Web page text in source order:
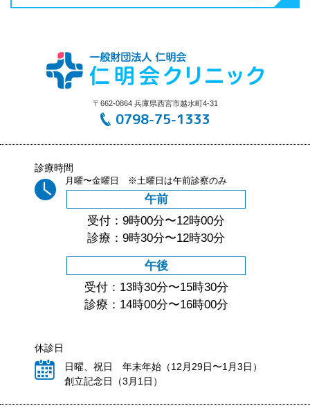
〒662-0864 兵庫県西宮市越水町4-31
0798-75-1333
診療時間
月曜〜金曜日 ※土曜日は午前診察のみ
午前
受付：9時00分〜12時00分
診療：9時30分〜12時30分
午後
受付：13時30分〜15時30分
診療：14時00分〜16時00分
休診日
日曜、祝日 年末年始（12月29日〜1月3日）
創立記念日（3月1日）